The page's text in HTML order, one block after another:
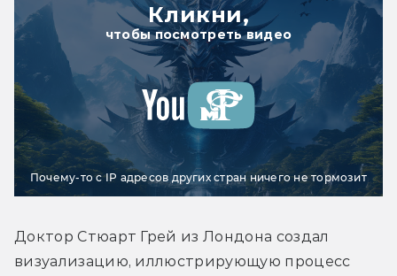
Кликни,
чтобы посмотреть видео
Почему-то с IP адресов других стран ничего не тормозит
Доктор Стюарт Грей из Лондона создал
визуализацию, иллюстрирующую процесс